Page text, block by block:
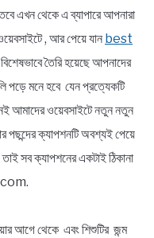
এখন থেকে এ ব্যাপারে আপনারা
, আর পেয়ে যান best
তৈরি হয়েছে আপনাদের
পড়ে মনে হবে যেন প্রত্যেকটি
আমাদের ওয়েবসাইটে নতুন নতুন
ক্যাপশনটি অবশ্যই পেয়ে
সব ক্যাপশনের একটাই ঠিকানা
আগে থেকে এবং শিশুটির জন্ম